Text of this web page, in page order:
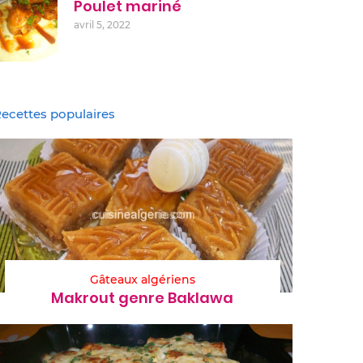
Poulet mariné
avril 5, 2022
populaires
Gâteaux algériens
Makrout genre Baklawa